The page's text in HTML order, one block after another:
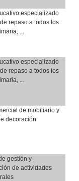
especializado
repaso a todos los
...
especializado
repaso a todos los
...
de mobiliario y
decoración
gestión y
de actividades